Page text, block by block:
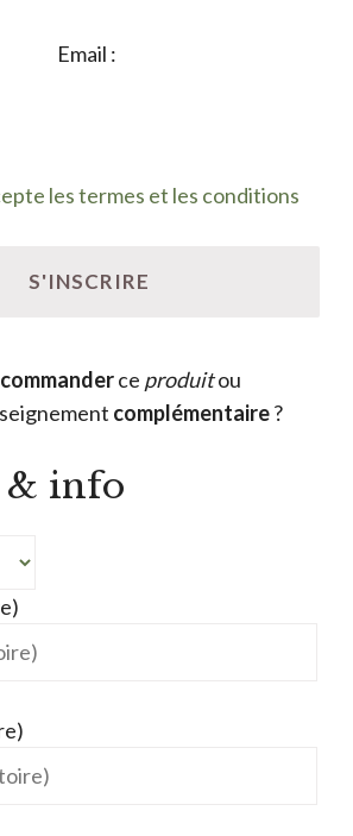
Email :
les termes et les conditions
commanderce produitou
complémentaire?
& info